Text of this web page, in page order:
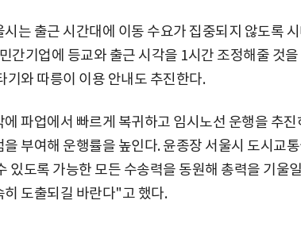
시는 출근 시간대에 이동 수요가 집중되지 않도록
간기업에 등교와 출근 시각을 1시간 조정해줄 것
기와 따릉이 이용 안내도 추진한다.
에 파업에서 빠르게 복귀하고 임시노선 운행을 추
을 부여해 운행률을 높인다. 윤종장 서울시 도시교
있도록 가능한 모든 수송력을 동원해 총력을 기울
히 도출되길 바란다"고 했다.